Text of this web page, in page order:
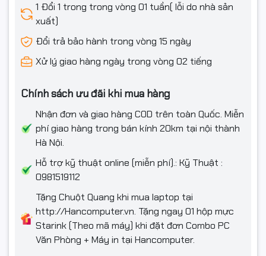
1 Đổi 1 trong trong vòng 01 tuần( lỗi do nhà sản
xuất)
Đổi trả bảo hành trong vòng 15 ngày
Xử lý giao hàng ngày trong vòng 02 tiếng
Chính sách ưu đãi khi mua hàng
Nhận đơn và giao hàng COD trên toàn Quốc. Miễn
phí giao hàng trong bán kính 20km tại nội thành
Hà Nội.
Hỗ trợ kỹ thuật online (miễn phí).: Kỹ Thuật :
0981519112
Tặng Chuột Quang khi mua laptop tại
http://Hancomputer.vn. Tặng ngay 01 hộp mực
Starink (Theo mã máy) khi đặt đơn Combo PC
Văn Phòng + Máy in tại Hancomputer.